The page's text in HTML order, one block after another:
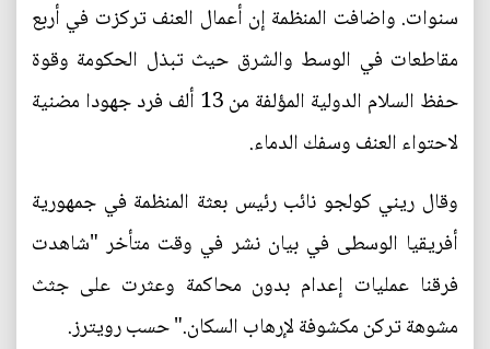
سنوات. واضافت المنظمة إن أعمال العنف تركزت في أربع
مقاطعات في الوسط والشرق حيث تبذل الحكومة وقوة
حفظ السلام الدولية المؤلفة من 13 ألف فرد جهودا مضنية
لاحتواء العنف وسفك الدماء.
وقال ريني كولجو نائب رئيس بعثة المنظمة في جمهورية
أفريقيا الوسطى في بيان نشر في وقت متأخر "شاهدت
فرقنا عمليات إعدام بدون محاكمة وعثرت على جثث
مشوهة تركن مكشوفة لإرهاب السكان." حسب رويترز.